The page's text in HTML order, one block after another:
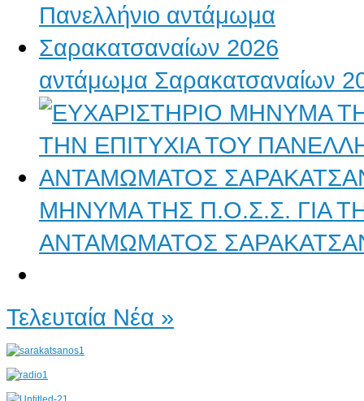
αντάμωμα Σαρακατσαναίων
ΜΗΝΥΜΑ ΤΗΣ Π.Ο.Σ.Σ. ΓΙΑ
ΑΝΤΑΜΩΜΑΤΟΣ
Τελευταία Νέα »